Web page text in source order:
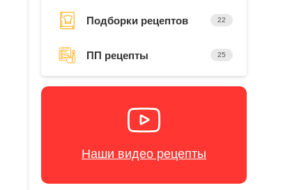
Подборки рецептов 22
ПП рецепты 25
Наши видео рецепты